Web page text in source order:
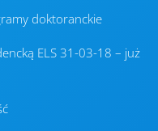
doktoranckie
ELS 31-03-18 – już